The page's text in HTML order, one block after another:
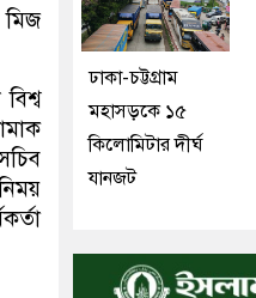
মিজ
ঢাকা-চট্টগ্রাম
মহাসড়কে ১৫
কিলোমিটার দীর্ঘ
যানজট